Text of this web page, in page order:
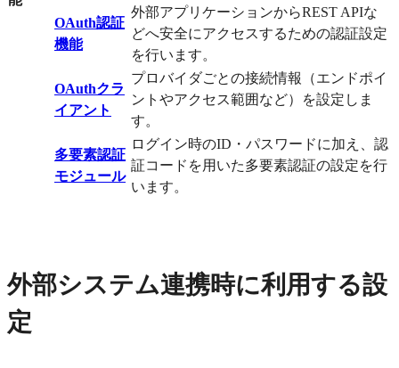
OAuth認証
機能
外部アプリケーションからREST APIな
どへ安全にアクセスするための認証設定
を行います。
OAuthクラ
イアント
プロバイダごとの接続情報（エンドポイ
ントやアクセス範囲など）を設定しま
す。
多要素認証
モジュール
ログイン時のID・パスワードに加え、認
証コードを用いた多要素認証の設定を行
います。
外部システム連携時に利用する設
定